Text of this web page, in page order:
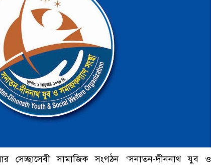
সেচ্ছাসেবী সামাজিক সংগঠন ‘সনাতন-দীননাথ যুব ও